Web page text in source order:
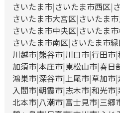
さいたま市 さいたま市西区
さいたま市大宮区 さいたま
さいたま市中央区 さいたま
さいたま市南区 さいたま市
川越市 熊谷市 川口市 行田市
加須市 本庄市 東松山市 春日
鴻巣市 深谷市 上尾市 草加市
入間市 朝霞市 志木市 和光市
北本市 八潮市 富士見市 三郷